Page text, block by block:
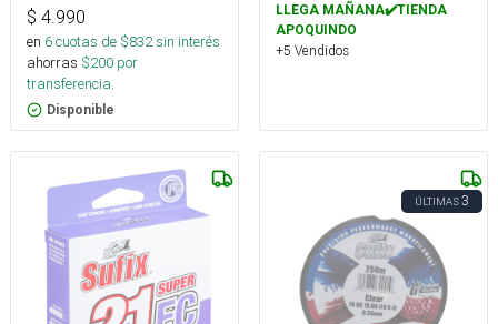
$ 4.990
en 6cuotas de $832sin interés
ahorras $200 por
transferencia.
Disponible
LLEGA MAÑANA✔️TIENDA
APOQUINDO
+5 Vendidos
ÚLTIMAS3